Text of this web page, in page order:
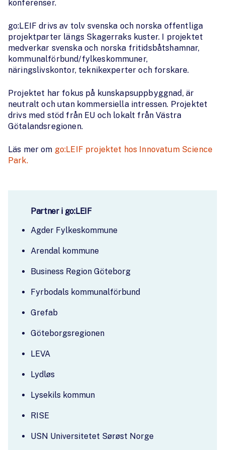
konferenser.
go:LEIF drivs av tolv svenska och norska offentliga
projektparter längs Skagerraks kuster. I projektet
medverkar svenska och norska fritidsbåtshamnar,
kommunalförbund/fylkeskommuner,
näringslivskontor, teknikexperter och forskare.
Projektet har fokus på kunskapsuppbyggnad, är
neutralt och utan kommersiella intressen. Projektet
drivs med stöd från EU och lokalt från Västra
Götalandsregionen.
Läs mer om go:LEIF projektet hos Innovatum Science
Park.
Partner i go:LEIF
Agder Fylkeskommune
Arendal kommune
Business Region Göteborg
Fyrbodals kommunalförbund
Grefab
Göteborgsregionen
LEVA
Lydløs
Lysekils kommun
RISE
USN Universitetet Sørøst Norge